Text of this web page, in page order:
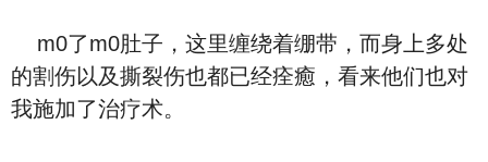
m0了m0肚子，这里缠绕着绷带，而身上多处
的割伤以及撕裂伤也都已经痊癒，看来他们也对
我施加了治疗术。